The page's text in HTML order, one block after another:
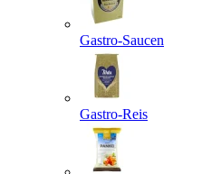
Gastro-Saucen
Gastro-Reis